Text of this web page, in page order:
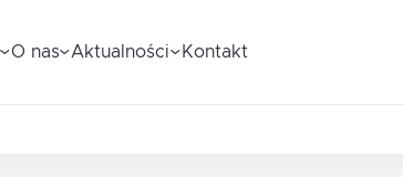
O nas Aktualności Kontakt